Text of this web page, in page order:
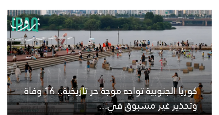
كوريا الجنوبية تواجه موجة حر تاريخية.. 16 وفاة
وتحذير غير مسبوق في...